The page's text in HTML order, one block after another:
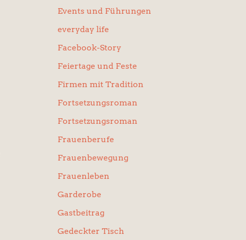
Events und Führungen
everyday life
Facebook-Story
Feiertage und Feste
Firmen mit Tradition
Fortsetzungsroman
Fortsetzungsroman
Frauenberufe
Frauenbewegung
Frauenleben
Garderobe
Gastbeitrag
Gedeckter Tisch